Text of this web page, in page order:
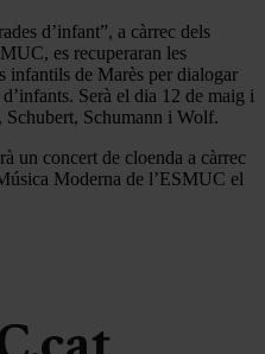
d’infant”, a càrrec dels
es recuperaran les
infantils de Marès per dialogar
Serà el dia 12 de maig i
Schubert, Schumann i Wolf.
un concert de cloenda a càrrec
Moderna de l’ESMUC el